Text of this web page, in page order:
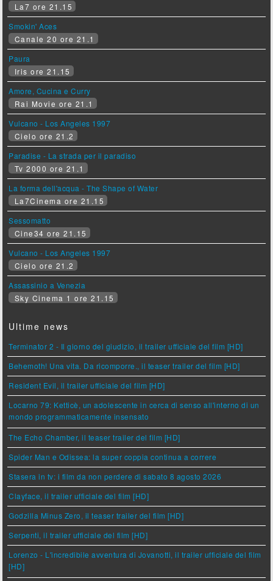
La7 ore 21.15
Smokin' Aces
Canale 20 ore 21.1
Paura
Iris ore 21.15
Amore, Cucina e Curry
Rai Movie ore 21.1
Vulcano - Los Angeles 1997
Cielo ore 21.2
Paradise - La strada per il paradiso
Tv 2000 ore 21.1
La forma dell'acqua - The Shape of Water
La7Cinema ore 21.15
Sessomatto
Cine34 ore 21.15
Vulcano - Los Angeles 1997
Cielo ore 21.2
Assassinio a Venezia
Sky Cinema 1 ore 21.15
Ultime news
Terminator 2 - Il giorno del giudizio, il trailer ufficiale del film [HD]
Behemoth! Una vita. Da ricomporre., il teaser trailer del film [HD]
Resident Evil, il trailer ufficiale del film [HD]
Locarno 79: Ketticè, un adolescente in cerca di senso all'interno di un
mondo programmaticamente insensato
The Echo Chamber, il teaser trailer del film [HD]
Spider Man e Odissea: la super coppia continua a correre
Stasera in tv: i film da non perdere di sabato 8 agosto 2026
Clayface, il trailer ufficiale del film [HD]
Godzilla Minus Zero, il teaser trailer del film [HD]
Serpenti, il trailer ufficiale del film [HD]
Lorenzo - L'incredibile avventura di Jovanotti, il trailer ufficiale del film
[HD]